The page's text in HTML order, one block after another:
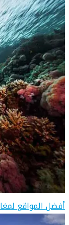
أفضل المواقع